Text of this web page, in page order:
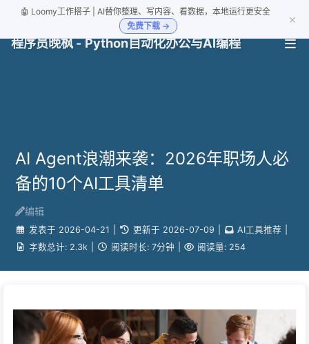
🤖 Loomy工作搭子 | AI替你整理、写内容、看数据，本地运行更安全
免费下载 →
×
程序员晚枫 - Python自动化办公与AI编程
AI Agent浪潮来袭：2026年职场人必
备的10个AI工具清单
编辑
发表于 2026-04-21 更新于 2026-07-09 AI工具推荐
字数总计: 2.3k 阅读时长: 7分钟 阅读量: 254